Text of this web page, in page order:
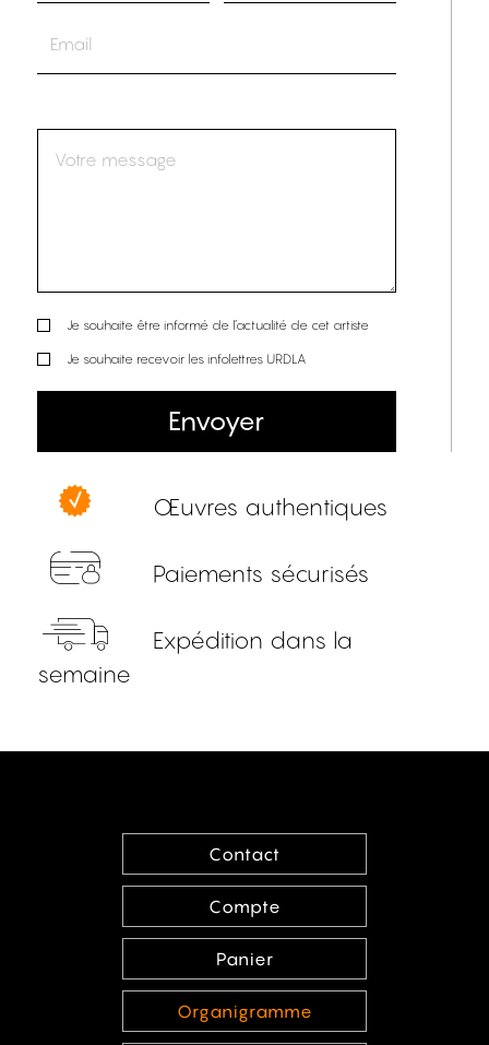
Je souhaite être informé de l’actualité de cet artiste
Je souhaite recevoir les infolettres URDLA
Envoyer
Œuvres authentiques
Paiements sécurisés
Expédition dans la
semaine
Contact
Compte
Panier
Organigramme